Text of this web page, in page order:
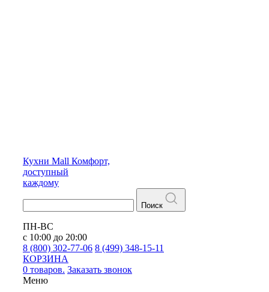
Кухни Mall Комфорт,
доступный
каждому
Поиск
ПН-ВС
с 10:00 до 20:00
8 (800) 302-77-06 8 (499) 348-15-11
КОРЗИНА
0 товаров. Заказать звонок
Меню